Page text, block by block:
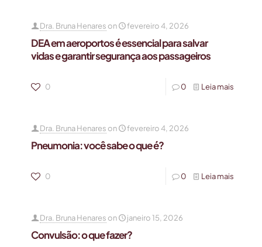
Dra. Bruna Henares on fevereiro 4, 2026
DEA em aeroportos é essencial para salvar
vidas e garantir segurança aos passageiros
0 0 Leia mais
Dra. Bruna Henares on fevereiro 4, 2026
Pneumonia: você sabe o que é?
0 0 Leia mais
Dra. Bruna Henares on janeiro 15, 2026
Convulsão: o que fazer?